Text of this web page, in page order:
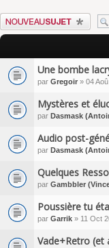
Écrire un nouveau sujet
Une bombe
par Gregoir » 04
Mystères et
par Dasmask
Audio post-
par Dasmask
Quelques
par Gambbler
Poussière tu
par Garrik » 11 Oct
Vade+Retro (et